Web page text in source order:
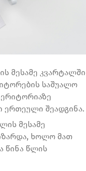
მესამე კვარტალში
საშუალო
ერთეული შეადგინა.
მესამე
ხოლო მათ
წინა წლის